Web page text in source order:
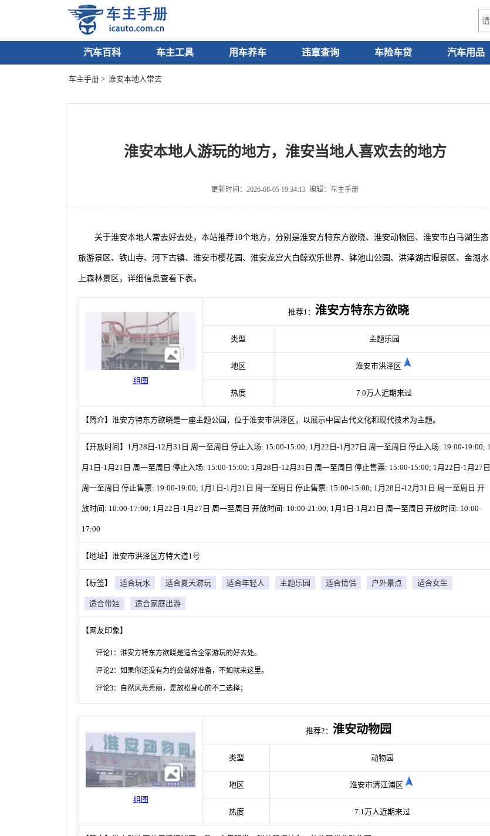
汽车百科 车主工具 用车养车 违章查询 车险车贷 汽车用品
车主手册 > 淮安本地人常去
淮安本地人游玩的地方，淮安当地人喜欢去的地方
更新时间：2026-08-05 19:34:13 编辑：车主手册
关于淮安本地人常去好去处，本站推荐10个地方，分别是淮安方特东方欲晓、淮安动物园、淮安市白马湖生态
旅游景区、铁山寺、河下古镇、淮安市樱花园、淮安龙宫大白鲸欢乐世界、钵池山公园、洪泽湖古堰景区、金湖水
上森林景区，详细信息查看下表。
组图
推荐1： 淮安方特东方欲晓
类型 主题乐园
地区 淮安市洪泽区
热度 7.0万人近期来过
【简介】淮安方特东方欲晓是一座主题公园，位于淮安市洪泽区，以展示中国古代文化和现代技术为主题。
【开放时间】1月28日-12月31日 周一至周日 停止入场: 15:00-15:00; 1月22日-1月27日 周一至周日 停止入场: 19:00-19:00; 1
月1日-1月21日 周一至周日 停止入场: 15:00-15:00; 1月28日-12月31日 周一至周日 停止售票: 15:00-15:00; 1月22日-1月27日
周一至周日 停止售票: 19:00-19:00; 1月1日-1月21日 周一至周日 停止售票: 15:00-15:00; 1月28日-12月31日 周一至周日 开
放时间: 10:00-17:00; 1月22日-1月27日 周一至周日 开放时间: 10:00-21:00; 1月1日-1月21日 周一至周日 开放时间: 10:00-
17:00
【地址】淮安市洪泽区方特大道1号
【标签】 适合玩水 适合夏天游玩 适合年轻人 主题乐园 适合情侣 户外景点 适合女生
适合带娃 适合家庭出游
【网友印象】
评论1：淮安方特东方欲晓是适合全家游玩的好去处。
评论2：如果你还没有为约会做好准备，不如就来这里。
评论3：自然风光秀丽，是放松身心的不二选择；
组图
推荐2： 淮安动物园
类型 动物园
地区 淮安市清江浦区
热度 7.1万人近期来过